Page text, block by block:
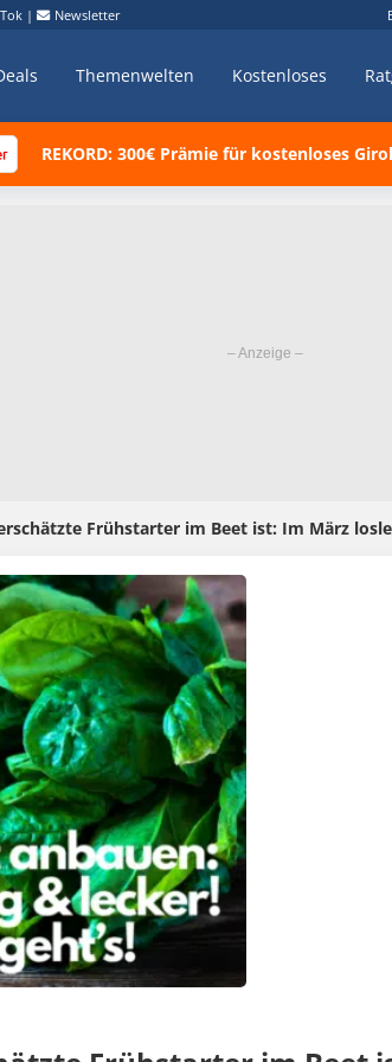
| Newsletter
Themenwelten Kostenloses
REKORD: 300€ Prämie für kostenloses
Frühstarter im Beet ist: Im März